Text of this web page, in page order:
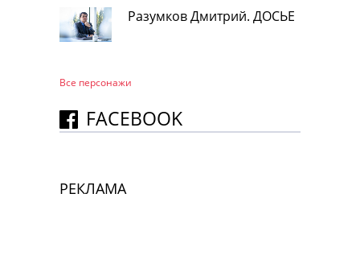
Разумков Дмитрий. ДОСЬЕ
Все персонажи
FACEBOOK
РЕКЛАМА